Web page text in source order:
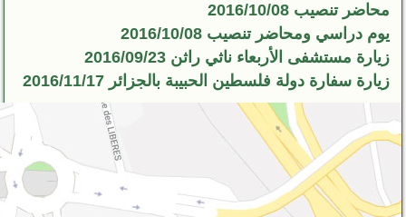
محاضر تنصيب 2016/10/08
يوم دراسي ومحاضر تنصيب 2016/10/08
زيارة مستشفى الأربعاء ناثي راثن 2016/09/23
زيارة سفارة دولة فلسطين الحبيبة بالجزائر 2016/11/17